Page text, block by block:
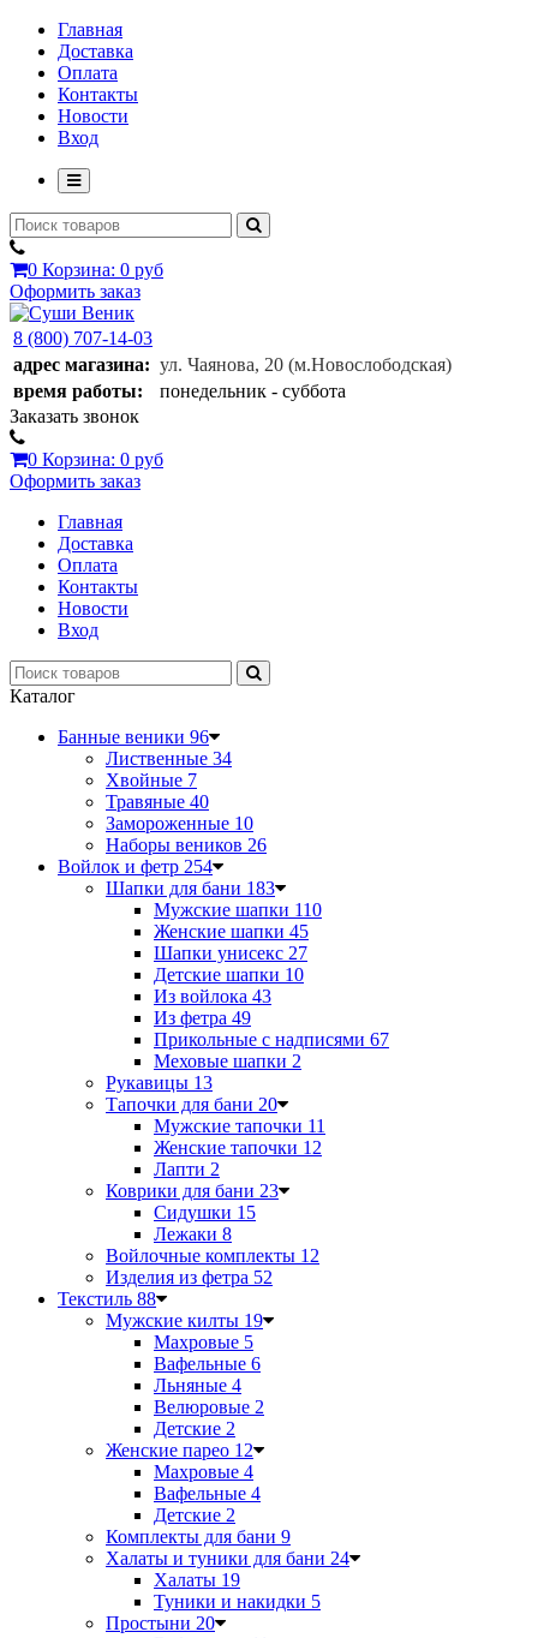
Главная
Доставка
Оплата
Контакты
Новости
Вход
0 Корзина: 0 руб
Оформить заказ
8 (800) 707-14-03
адрес магазина: ул. Чаянова, 20 (м.Новослободская)
время работы:
понедельник - суббота
Заказать звонок
0 Корзина: 0 руб
Оформить заказ
Главная
Доставка
Оплата
Контакты
Новости
Вход
Каталог
Банные веники 96
Лиственные 34
Хвойные 7
Травяные 40
Замороженные 10
Наборы веников 26
Войлок и фетр 254
Шапки для бани 183
Мужские шапки 110
Женские шапки 45
Шапки унисекс 27
Детские шапки 10
Из войлока 43
Из фетра 49
Прикольные с надписями 67
Меховые шапки 2
Рукавицы 13
Тапочки для бани 20
Мужские тапочки 11
Женские тапочки 12
Лапти 2
Коврики для бани 23
Сидушки 15
Лежаки 8
Войлочные комплекты 12
Изделия из фетра 52
Текстиль 88
Мужские килты 19
Махровые 5
Вафельные 6
Льняные 4
Велюровые 2
Детские 2
Женские парео 12
Махровые 4
Вафельные 4
Детские 2
Комплекты для бани 9
Халаты и туники для бани 24
Халаты 19
Туники и накидки 5
Простыни 20